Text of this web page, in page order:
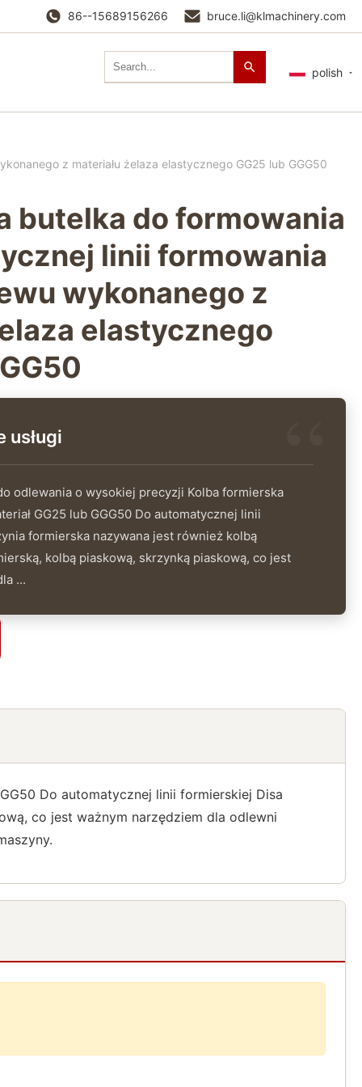
86--15689156266 bruce.li@klmachinery.com
polish
z materiału żelaza elastycznego GG25 lub GGG50
butelka do formowania
linii formowania
wykonanego z
elastycznego
usługi
odlewania o wysokiej precyzji Kolba formierska
GG25 lub GGG50 Do automatycznej linii
formierska nazywana jest również kolbą
kolbą piaskową, skrzynką piaskową, co jest
...
Do automatycznej linii formierskiej Disa
co jest ważnym narzędziem dla odlewni